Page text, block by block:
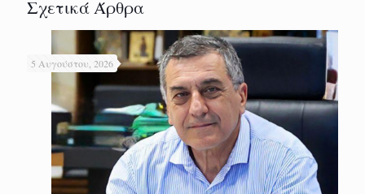
Σχετικά Άρθρα
5 Αυγούστου, 2026